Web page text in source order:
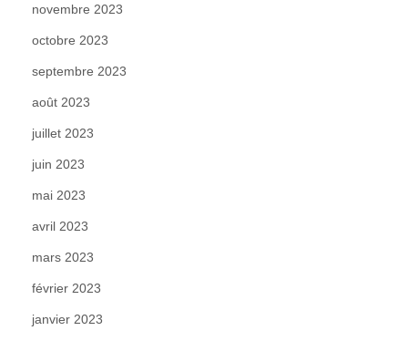
novembre 2023
octobre 2023
septembre 2023
août 2023
juillet 2023
juin 2023
mai 2023
avril 2023
mars 2023
février 2023
janvier 2023